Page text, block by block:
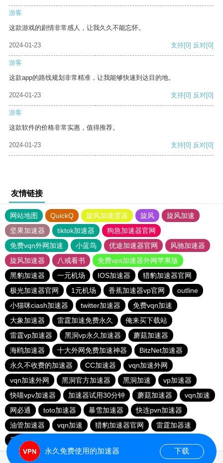
游客
这款游戏的剧情非常感人，让我久久不能忘怀。
2024-01-23 支持[0] 反对[0]
游客
这款app的路线规划非常精准，让我能够快速到达目的地。
2024-01-23 支持[0] 反对[0]
游客
这款软件的价格非常实惠，值得推荐。
2024-01-23 支持[0] 反对[0]
友情链接
网站地图 QuickQ 旋风加速度器 旋风
旋风加速
坚果加速器
tiktok加速器
狗急加速器官网
免费vqn外网加速
小蓝鸟 优途加速器官网
风驰加速器
旋风加速器
八戒看书
免费vps加速器外网苹果版
黑豹加速器
一元机场 IOS加速器
猎豹加速器官网
极光加速器官网
1元机场 香蕉加速器vp官网
outline
小猫咪ciash加速器
twitter加速器
免费vqn加速
大象加速器
雷霆加速免费永久
俺来买下载站
雷霆vp加速器
黑洞vp永久加速器
蘑菇加速器
海鸥加速器
十大外网免费加速神器
BitzNet加速器
永久不收费的加速器
CC加速器
vqn加速外网
vqn加速外网
黑洞官方加速器 黑洞加速
vp加速器
快喵vpv加速器
加速器试用30分钟 蘑菇加速器
vqn加速
网必通
toto加速器 暴雪加速器
快连pvn加速器
油管加速器
vqn加速 猎豹加速器官网
雷霆加器速
手机外国加速器官网
永久免费使用的加速器 下载